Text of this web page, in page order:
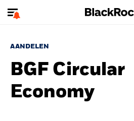
AANDELEN
BGF Circular
Economy